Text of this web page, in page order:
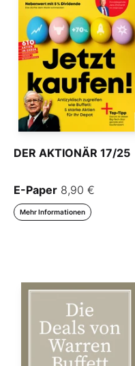
DER AKTIONÄR 17/25
E-Paper 8,90 €
Mehr Informationen